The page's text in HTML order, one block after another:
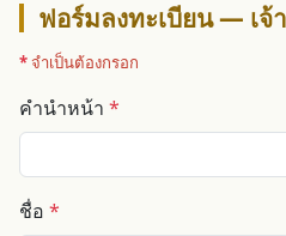
ฟอร์มลงทะเบียน — เจ้
*จำเป็นต้องกรอก
คำนำหน้า *
ชื่อ *